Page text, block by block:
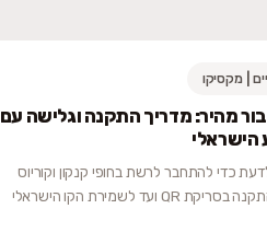
| מקסיקו
מהיר: מדריך התקנה וגלישה עם
כדי להתחבר לרשת בחופי קנקון וקוריוס
ללא צרות – מהתקנה בסריקת QR ועד לשמירת הקו הישראלי